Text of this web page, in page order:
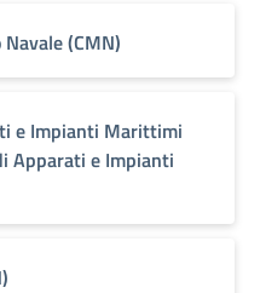
(CMN)
e Impianti Marittimi
Apparati e Impianti